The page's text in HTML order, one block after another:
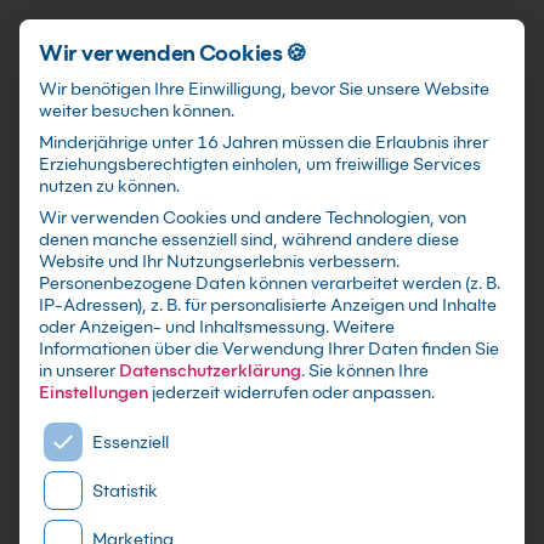
Schnellzugriff
KI In Adobe Photoshop
Kurs
mit Zertifikat als Präsenzseminar in 21
bundesweiten Adobe-Schulungszentren, Live
Online Training sowie maßgeschneiderte
Firmen- oder Inhouse-Schulung für dein Team
Wir verwenden Cookies 🍪
Wir benötigen Ihre Einwilligung, bevor Sie unsere Website
weiter besuchen können.
Minderjährige unter 16 Jahren müssen die Erlaubnis ihrer
Erziehungsberechtigten einholen, um freiwillige Services
nutzen zu können.
Wir verwenden Cookies und andere Technologien, von
denen manche essenziell sind, während andere diese
Website und Ihr Nutzungserlebnis verbessern.
Personenbezogene Daten können verarbeitet werden (z. B.
IP-Adressen), z. B. für personalisierte Anzeigen und Inhalte
oder Anzeigen- und Inhaltsmessung.Weitere
Informationen über die Verwendung Ihrer Daten finden Sie
in unserer Datenschutzerklärung.Sie können Ihre
Einstellungen jederzeit widerrufen oder anpassen.
Es folgt eine Liste der Service-Gruppen, für die eine
Essenziell
Statistik
Marketing